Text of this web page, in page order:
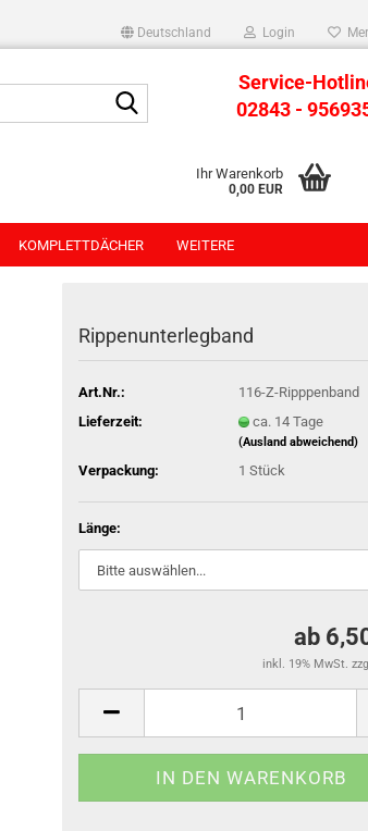
Deutschland Login
Service-
02843 -
Ihr Warenkorb
0,00 EUR
KOMPLETTDÄCHER WEITERE
Rippenunterlegband
Art.Nr.:
116-Z-Ripppenband
Lieferzeit:
ca. 14 Tage
(Ausland abweichend)
Verpackung: 1 Stück
Länge:
ab
inkl. 19% MwSt.